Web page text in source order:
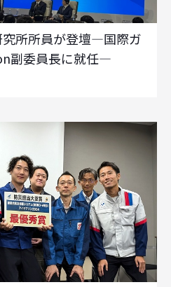
所所員が登壇—国際ガ
副委員長に就任—